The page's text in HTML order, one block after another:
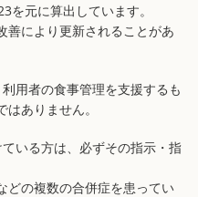
を元に算出しています。
善により更新されることがあ
用者の食事管理を支援するも
ありません。
いる方は、必ずその指示・指
どの複数の合併症を患ってい